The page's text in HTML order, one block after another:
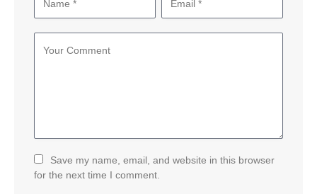
Save my name, email, and website in this browser
for the next time I comment.